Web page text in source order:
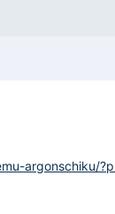
argonschiku/